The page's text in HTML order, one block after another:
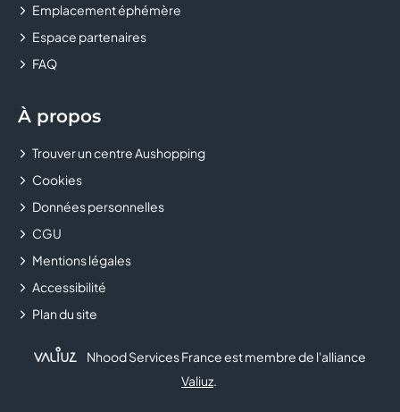
CHEZ MARCEL
CHOPSTICKS & CO
CLAIRE'S
Emplacement éphémère
Espace partenaires
FAQ
À propos
Trouver un centre Aushopping
Cookies
Données personnelles
CGU
Mentions légales
Accessibilité
Plan du site
Nhood Services France est membre de l'alliance
Valiuz.